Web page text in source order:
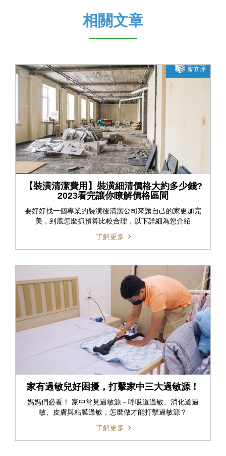
相關文章
【裝潢清潔費用】裝潢細清價格大約多少錢?
2023看完讓你瞭解價格區間
要好好找一個專業的裝潢後清潔公司來讓自己的家更加完
美，到底怎麼抓預算比較合理，以下詳細為您介紹
了解更多
家有過敏兒好困擾，打擊家中三大過敏源！
媽媽們必看！ 家中常見過敏源－呼吸道過敏、消化道過
敏、皮膚與粘膜過敏，怎麼做才能打擊過敏源？
了解更多